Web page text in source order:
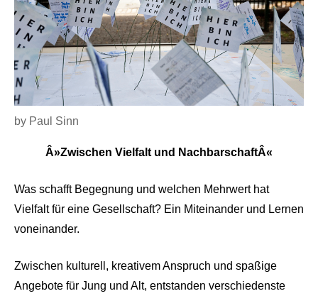
by Paul Sinn
Â»Zwischen Vielfalt und NachbarschaftÂ«
Was schafft Begegnung und welchen Mehrwert hat
Vielfalt für eine Gesellschaft? Ein Miteinander und Lernen
voneinander.
Zwischen kulturell, kreativem Anspruch und spaßige
Angebote für Jung und Alt, entstanden verschiedenste